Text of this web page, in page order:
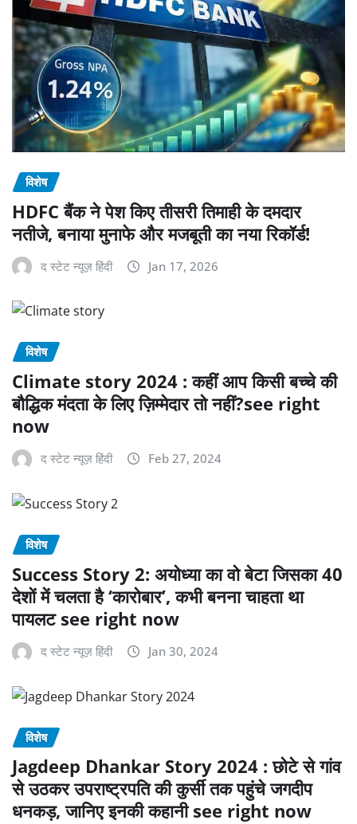
विशेष
HDFC बैंक ने पेश किए तीसरी तिमाही के दमदार
नतीजे, बनाया मुनाफे और मजबूती का नया रिकॉर्ड!
द स्टेट न्यूज़ हिंदी Jan 17, 2026
विशेष
Climate story 2024 : कहीं आप किसी बच्चे की
बौद्धिक मंदता के लिए ज़िम्मेदार तो नहीं?see right
now
द स्टेट न्यूज़ हिंदी Feb 27, 2024
विशेष
Success Story 2: अयोध्या का वो बेटा जिसका 40
देशों में चलता है ‘कारोबार’, कभी बनना चाहता था
पायलट see right now
द स्टेट न्यूज़ हिंदी Jan 30, 2024
विशेष
Jagdeep Dhankar Story 2024 : छोटे से गांव
से उठकर उपराष्ट्रपति की कुर्सी तक पहुंचे जगदीप
धनकड़, जानिए इनकी कहानी see right now